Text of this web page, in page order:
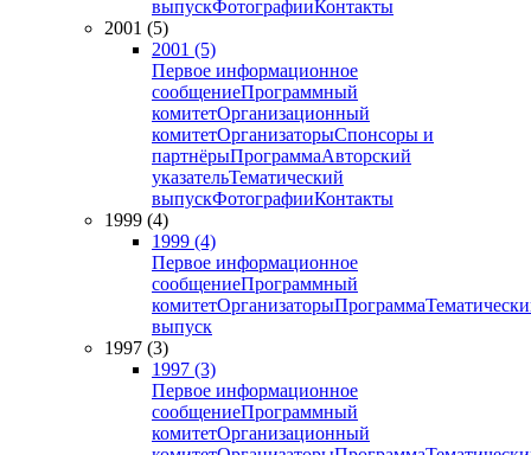
выпускФотографииКонтакты
2001 (5)
2001 (5)
Первое информационное
сообщениеПрограммный
комитетОрганизационный
комитетОрганизаторыСпонсоры и
партнёрыПрограммаАвторский
указательТематический
выпускФотографииКонтакты
1999 (4)
1999 (4)
Первое информационное
сообщениеПрограммный
комитетОрганизаторыПрограмма
выпуск
1997 (3)
1997 (3)
Первое информационное
сообщениеПрограммный
комитетОрганизационный